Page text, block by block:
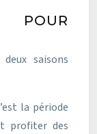
POUR
saisons
la période
profiter des